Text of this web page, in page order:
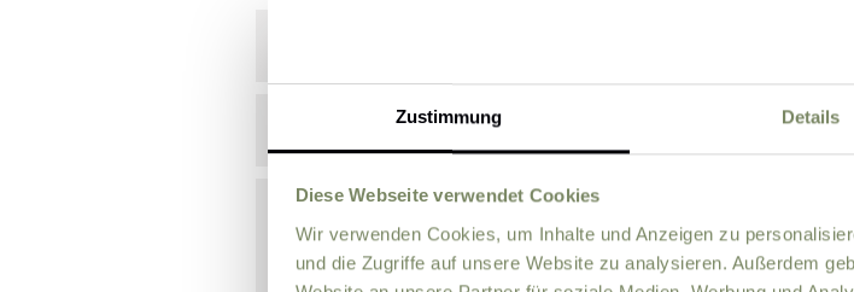
Zustimmung Details
Diese Webseite verwendet Cookies
Wir verwenden Cookies, um Inhalte und Anzeigen zu
und die Zugriffe auf unsere Website zu analysieren. Außerdem
Comment